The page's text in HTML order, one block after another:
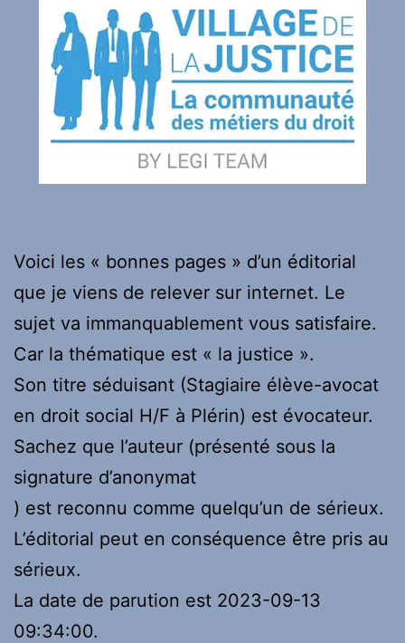
Voici les « bonnes pages » d’un éditorial
que je viens de relever sur internet. Le
sujet va immanquablement vous satisfaire.
Car la thématique est « la justice ».
Son titre séduisant (Stagiaire élève-avocat
en droit social H/F à Plérin) est évocateur.
Sachez que l’auteur (présenté sous la
signature d’anonymat
) est reconnu comme quelqu’un de sérieux.
L’éditorial peut en conséquence être pris au
sérieux.
La date de parution est 2023-09-13
09:34:00.